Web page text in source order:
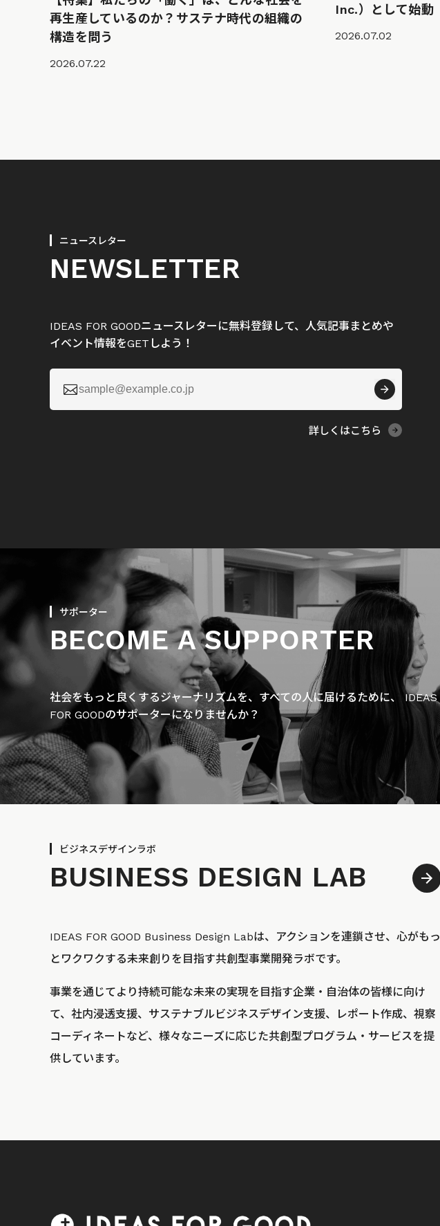
再生産しているのか？サステナ時代の組織の
構造を問う
2026.07.22
Inc.）として始動
2026.07.02
ニュースレター
NEWSLETTER
IDEAS FOR GOODニュースレターに無料登録して、人気記事まとめや
イベント情報をGETしよう！

詳しくはこちら
サポーター
BECOME A SUPPORTER
社会をもっと良くするジャーナリズムを、すべての人に届けるために、 IDEAS
FOR GOODのサポーターになりませんか？
ビジネスデザインラボ
BUSINESS DESIGN LAB
IDEAS FOR GOOD Business Design Labは、アクションを連鎖させ、心がもっ
とワクワクする未来創りを目指す共創型事業開発ラボです。
事業を通じてより持続可能な未来の実現を目指す企業・自治体の皆様に向け
て、社内浸透支援、サステナブルビジネスデザイン支援、レポート作成、視察
コーディネートなど、様々なニーズに応じた共創型プログラム・サービスを提
供しています。